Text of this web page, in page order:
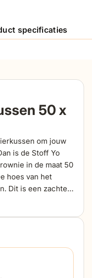
specificaties
50 x
om jouw
is de Stoff Yo
in de maat 50
hoes van het
Dit is een zachte,
in de
bestand tegen
zijn
De Stoff Yo
maten 45 x 45